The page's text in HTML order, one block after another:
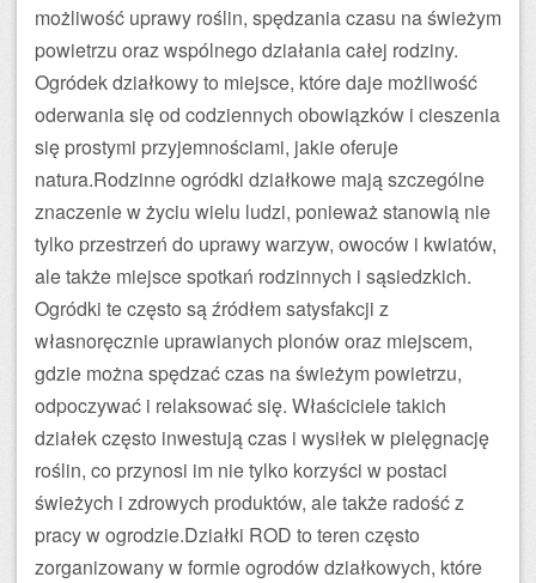
możliwość uprawy roślin, spędzania czasu na świeżym
powietrzu oraz wspólnego działania całej rodziny.
Ogródek działkowy to miejsce, które daje możliwość
oderwania się od codziennych obowiązków i cieszenia
się prostymi przyjemnościami, jakie oferuje
natura.Rodzinne ogródki działkowe mają szczególne
znaczenie w życiu wielu ludzi, ponieważ stanowią nie
tylko przestrzeń do uprawy warzyw, owoców i kwiatów,
ale także miejsce spotkań rodzinnych i sąsiedzkich.
Ogródki te często są źródłem satysfakcji z
własnoręcznie uprawianych plonów oraz miejscem,
gdzie można spędzać czas na świeżym powietrzu,
odpoczywać i relaksować się. Właściciele takich
działek często inwestują czas i wysiłek w pielęgnację
roślin, co przynosi im nie tylko korzyści w postaci
świeżych i zdrowych produktów, ale także radość z
pracy w ogrodzie.Działki ROD to teren często
zorganizowany w formie ogrodów działkowych, które